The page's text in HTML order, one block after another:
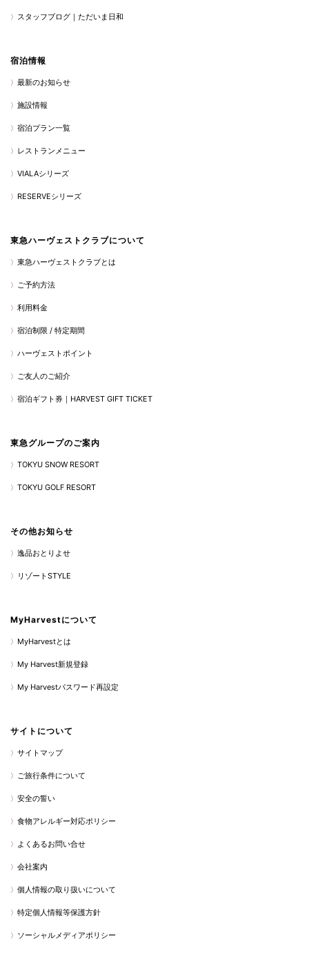
スタッフブログ｜ただいま日和
宿泊情報
最新のお知らせ
施設情報
宿泊プラン一覧
レストランメニュー
VIALAシリーズ
RESERVEシリーズ
東急ハーヴェストクラブについて
東急ハーヴェストクラブとは
ご予約方法
利用料金
宿泊制限 / 特定期間
ハーヴェストポイント
ご友人のご紹介
宿泊ギフト券｜HARVEST GIFT TICKET
東急グループのご案内
TOKYU SNOW RESORT
TOKYU GOLF RESORT
その他お知らせ
逸品おとりよせ
リゾートSTYLE
MyHarvestについて
MyHarvestとは
My Harvest新規登録
My Harvestパスワード再設定
サイトについて
サイトマップ
ご旅行条件について
安全の誓い
食物アレルギー対応ポリシー
よくあるお問い合せ
会社案内
個人情報の取り扱いについて
特定個人情報等保護方針
ソーシャルメディアポリシー